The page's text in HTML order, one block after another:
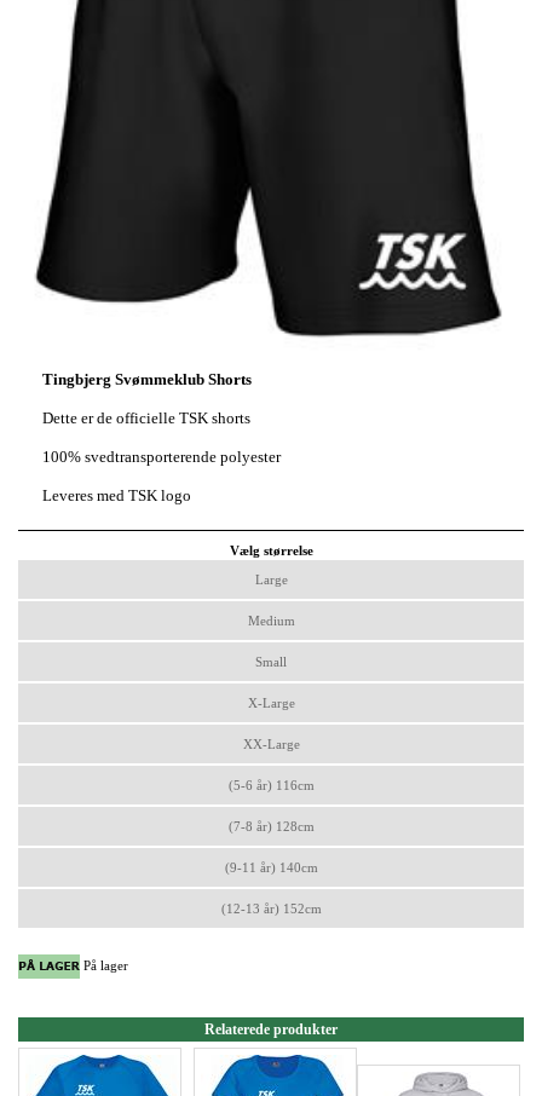
Tingbjerg Svømmeklub Shorts
Dette er de officielle TSK shorts
100% svedtransporterende polyester
Leveres med TSK logo
Vælg størrelse
Large
Medium
Small
X-Large
XX-Large
(5-6 år) 116cm
(7-8 år) 128cm
(9-11 år) 140cm
(12-13 år) 152cm
På lager
Relaterede produkter